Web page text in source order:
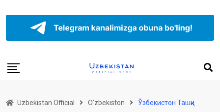
Uzbekistan Official O'zbekiston
Ўзбекистон Ташқи